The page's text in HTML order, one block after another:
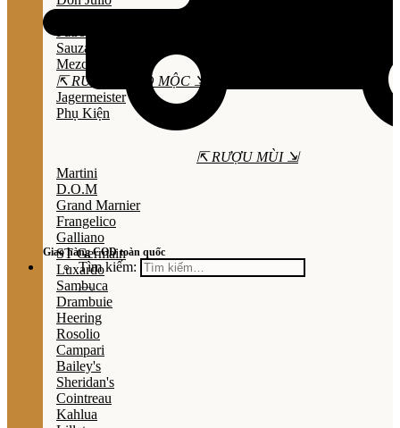
Giao hàng COD toàn quốc
Tìm kiếm:
Sauza
Mezcal
⇱ RƯỢU THẢO MỘC ⇲
Jagermeister
Phụ Kiện
⇱ RƯỢU MÙI ⇲
Martini
D.O.M
Grand Marnier
Frangelico
Galliano
ST Germain
Luxardo
Sambuca
Drambuie
Heering
Rosolio
Campari
Bailey's
Sheridan's
Cointreau
Kahlua